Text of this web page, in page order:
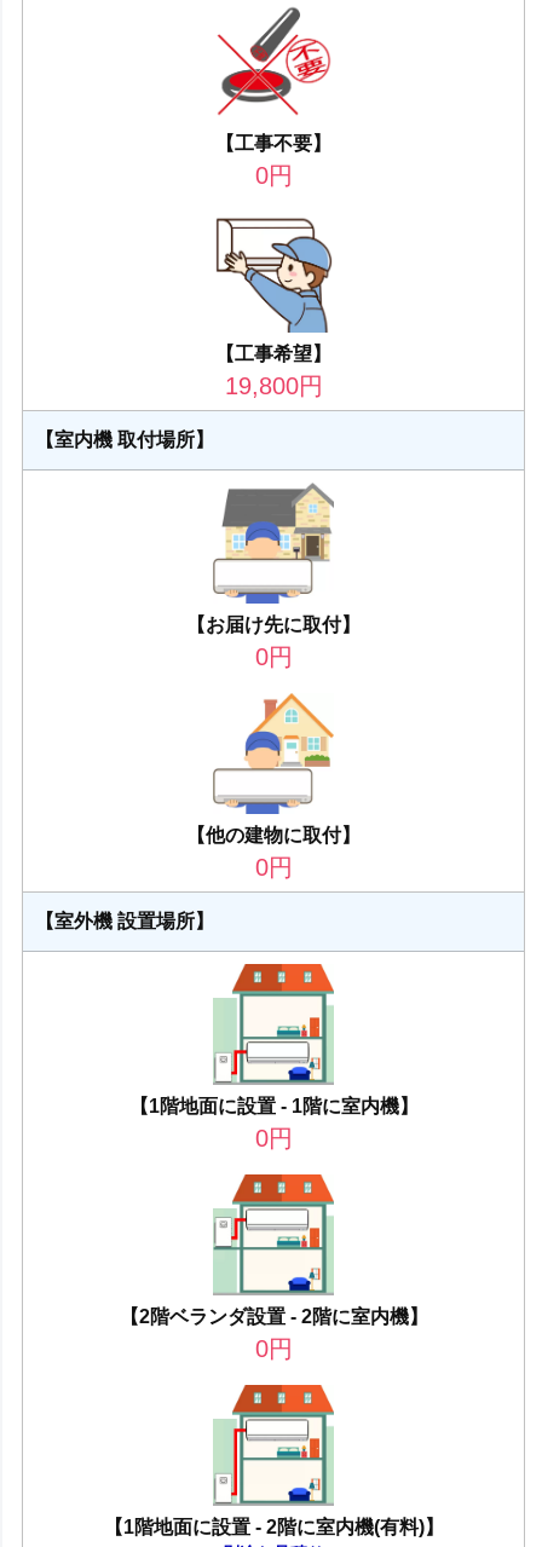
【工事不要】
0円
【工事希望】
19,800円
【室内機 取付場所】
【お届け先に取付】
0円
【他の建物に取付】
0円
【室外機 設置場所】
【1階地面に設置 - 1階に室内機】
0円
【2階ベランダ設置 - 2階に室内機】
0円
【1階地面に設置 - 2階に室内機(有料)】